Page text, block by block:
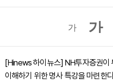
가 가
[Hinews 하이뉴스] NH투자증권이
이해하기 위한 명사 특강을 마련한